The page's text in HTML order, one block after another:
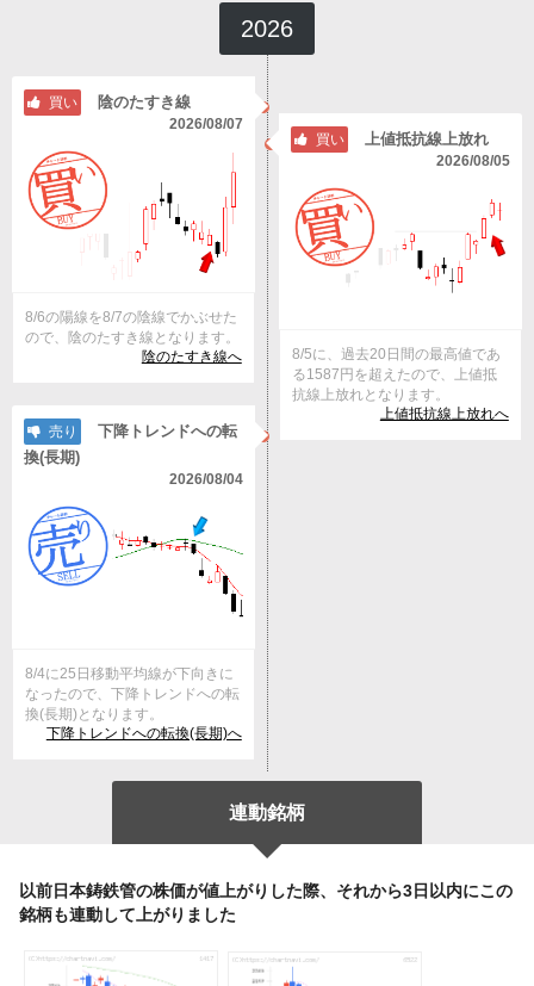
2026
買い 陰のたすき線
2026/08/07
8/6の陽線を8/7の陰線でかぶせた
ので、陰のたすき線となります。
陰のたすき線へ
買い 上値抵抗線上放れ
2026/08/05
8/5に、過去20日間の最高値であ
る1587円を超えたので、上値抵
抗線上放れとなります。
上値抵抗線上放れへ
売り
下降トレンドへの転
換(長期)
2026/08/04
8/4に25日移動平均線が下向きに
なったので、下降トレンドへの転
換(長期)となります。
下降トレンドへの転換(長期)へ
連動銘柄
以前日本鋳鉄管の株価が値上がりした際、それから3日以内にこの
銘柄も連動して上がりました